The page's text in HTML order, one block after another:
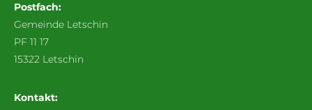
Postfach:
Gemeinde Letschin
PF 11 17
15322 Letschin
Kontakt: